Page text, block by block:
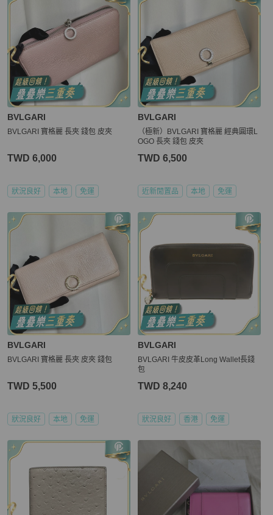
BVLGARI
BVLGARI 寶格麗 長夾 錢包 皮夾
TWD 6,000
狀況良好 本地 免運
BVLGARI
（極新）BVLGARI 寶格麗 經典圓環L
OGO 長夾 錢包 皮夾
TWD 6,500
近新閒置品 本地 免運
BVLGARI
BVLGARI 寶格麗 長夾 皮夾 錢包
TWD 5,500
狀況良好 本地 免運
BVLGARI
BVLGARI 牛皮皮革Long Wallet長錢
包
TWD 8,240
狀況良好 香港 免運